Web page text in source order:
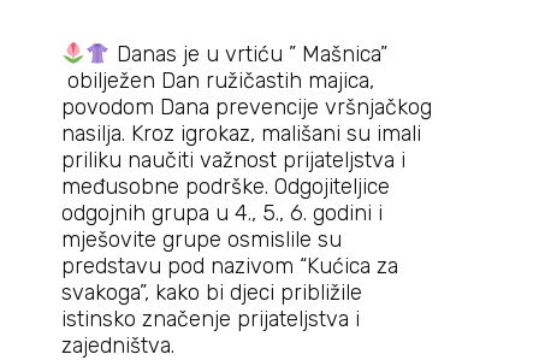
Danas je u vrtiću ” Mašnica”
obilježen Dan ružičastih majica,
povodom Dana prevencije vršnjačkog
nasilja. Kroz igrokaz, mališani su imali
priliku naučiti važnost prijateljstva i
međusobne podrške. Odgojiteljice
odgojnih grupa u 4., 5., 6. godini i
mješovite grupe osmislile su
predstavu pod nazivom “Kućica za
svakoga”, kako bi djeci približile
istinsko značenje prijateljstva i
zajedništva.